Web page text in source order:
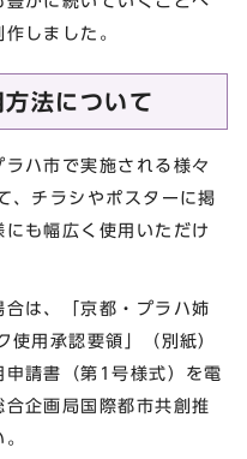
しました。
法について
ハ市で実施される様々
、チラシやポスターに掲
も幅広く使用いただけ
は、「京都・プラハ姉
用承認要領」（別紙）
請書（第1号様式）を電
企画局国際都市共創推